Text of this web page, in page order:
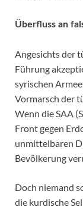
Überfluss an
Angesichts der
Führung
syrischen
Vormarsch der
Wenn die SAA
Front gegen
unmittelbaren
Bevölkerung
Doch niemand
die kurdische